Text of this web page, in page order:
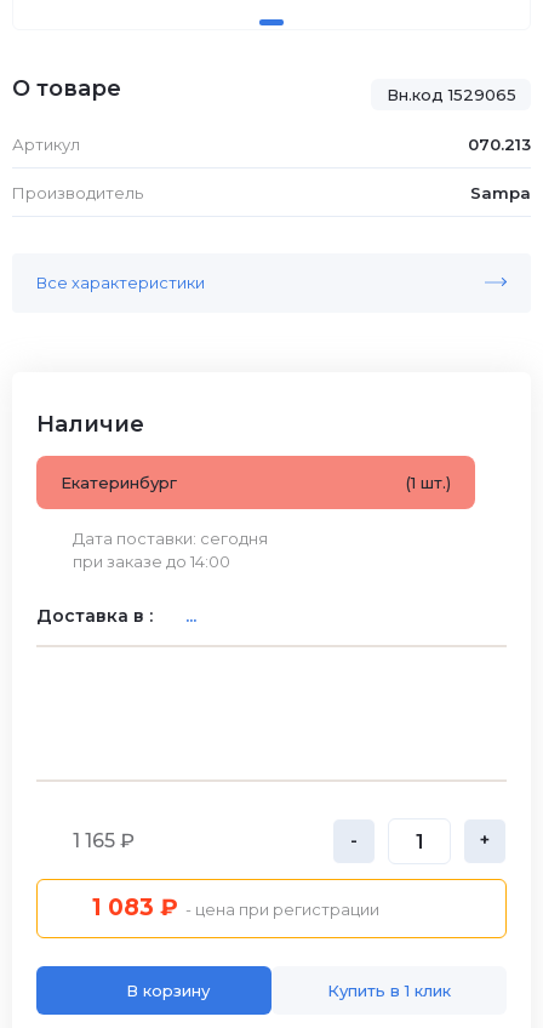
Вн.код 1529065
О товаре
Артикул 070.213
Производитель Sampa
Все характеристики
Наличие
Екатеринбург (1 шт.)
Дата поставки: сегодня
при заказе до 14:00
Доставка в : ...
1 165 ₽ - +
1 083 ₽ - цена при регистрации
В корзину Купить в 1 клик